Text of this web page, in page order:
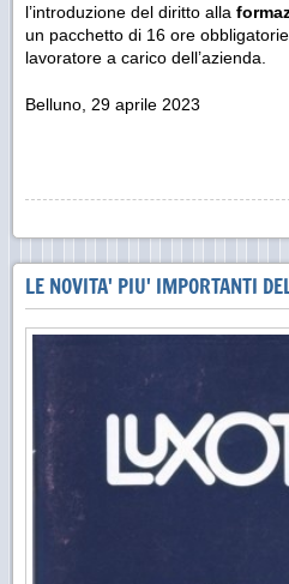
l’introduzione del diritto alla
un pacchetto di 16 ore
lavoratore a carico dell’azienda.
Belluno, 29 aprile 2023
LE NOVITA' PIU' IMPORTANTI